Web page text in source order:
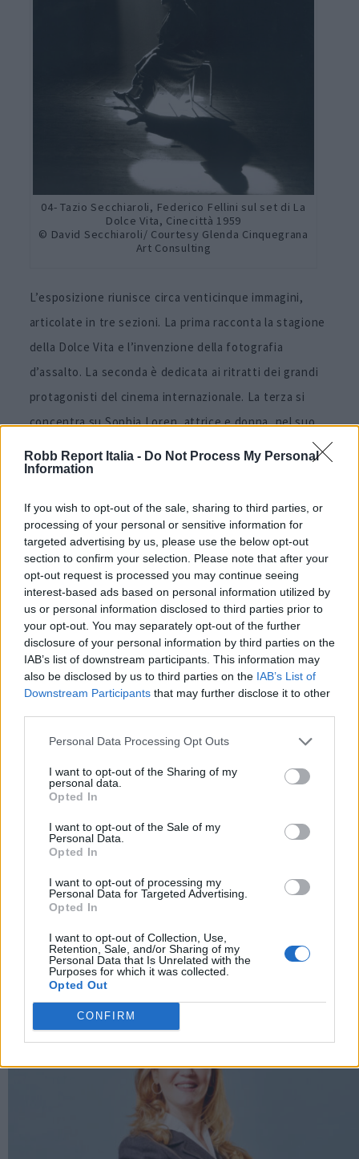
Robb Report Italia - Do Not Process My Personal
Information
If you wish to opt-out of the sale, sharing to third parties, or
processing of your personal or sensitive information for
targeted advertising by us, please use the below opt-out
section to confirm your selection. Please note that after your
opt-out request is processed you may continue seeing
interest-based ads based on personal information utilized by
us or personal information disclosed to third parties prior to
your opt-out. You may separately opt-out of the further
disclosure of your personal information by third parties on the
IAB’s list of downstream participants. This information may
also be disclosed by us to third parties on the IAB’s List of
Downstream Participants that may further disclose it to other
Personal Data Processing Opt Outs
I want to opt-out of the Sharing of my
personal data.
Opted In
I want to opt-out of the Sale of my
Personal Data.
Opted In
I want to opt-out of processing my
Personal Data for Targeted Advertising.
Opted In
I want to opt-out of Collection, Use,
Retention, Sale, and/or Sharing of my
Personal Data that Is Unrelated with the
Purposes for which it was collected.
Opted Out
CONFIRM
04- Tazio Secchiaroli, Federico Fellini sul set di La
Dolce Vita, Cinecittà 1959
© David Secchiaroli/ Courtesy Glenda Cinquegrana
Art Consulting
L’esposizione riunisce circa venticinque immagini,
articolate in tre sezioni. La prima racconta la stagione
della Dolce Vita e l’invenzione della fotografia
d’assalto. La seconda è dedicata ai ritratti dei grandi
protagonisti del cinema internazionale. La terza si
concentra su Sophia Loren, attrice e donna, nel suo
Tazio Secchiaroli.
Ne emerge il profilo di un autore che ha saputo
linguaggio visivo nuovo, sospeso tra documentazione
e immaginazione.
Informazioni sulla visita
La mostra inaugura giovedì 9 ottobre alle 18.30 e
resterà aperta fino al 13 dicembre 2025. Il pubblico
potrà visitarla dal martedì al sabato, dalle 15 alle 19,
presso la sede di via Luigi Settembrini 17 a Milano.
Per altri contenuti iscriviti alla newsletter di Robb
Report ISCRIVITI
Share
RELATED POSTS